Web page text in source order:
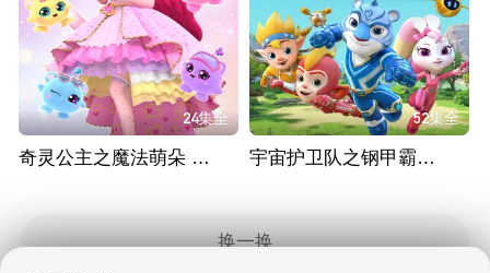
24集全
奇灵公主之魔法萌朵 第一季
52集全
宇宙护卫队之钢甲霸王龙
换一换